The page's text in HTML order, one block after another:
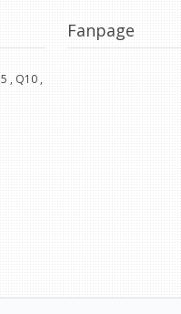
, Q10 ,
Fanpage